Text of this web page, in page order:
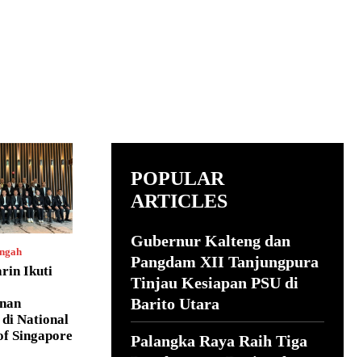
Ikuti
di National
Singapore
POPULAR
ARTICLES
Gubernur Kalteng dan
Pangdam XII Tanjungpura
Tinjau Kesiapan PSU di
Barito Utara
Palangka Raya Raih Tiga